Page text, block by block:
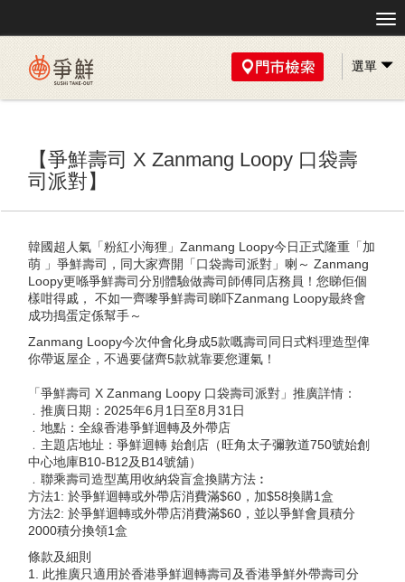
選單
【爭鮮壽司 X Zanmang Loopy 口袋壽
司派對】
韓國超人氣「粉紅小海狸」Zanmang Loopy今日正式隆重「加
萌 」 爭鮮壽司 ，同大家齊開「口袋壽司派對」喇～ Zanmang
Loopy更喺爭鮮壽司分別體驗做壽司師傅同店務員！您睇佢個
樣咁得戚， 不如一齊嚟爭鮮壽司睇吓Zanmang Loopy最終會
成功搗蛋定係幫手～
Zanmang Loopy今次仲會化身成5款嘅壽司同日式料理造型俾
你帶返屋企，不過要儲齊5款就靠要您運氣！
「爭鮮壽司 X Zanmang Loopy 口袋壽司派對」推廣詳情：
﹒ 推廣日期：2025年6月1日至8月31日
﹒ 地點：全線香港爭鮮迴轉及外帶店
﹒ 主題店地址：爭鮮迴轉 始創店（旺角太子彌敦道750號始創
中心地庫B10-B12及B14號舖）
﹒ 聯乘壽司造型萬用收納袋盲盒換購方法︰
方法1: 於爭鮮迴轉或外帶店消費滿$60，加$58換購1盒
方法2: 於爭鮮迴轉或外帶店消費滿$60，並以爭鮮會員積分
2000積分換領1盒
條款及細則
1. 此推廣只適用於香港爭鮮迴轉壽司及香港爭鮮外帶壽司分